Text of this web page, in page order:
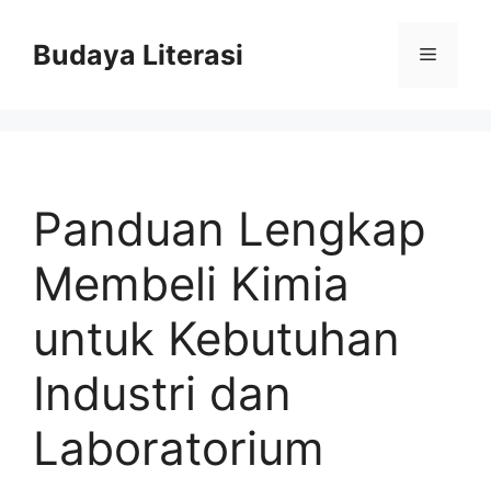
contentBudaya Literasi Menu
Panduan Lengkap
Membeli Kimia
untuk Kebutuhan
Industri dan
Laboratorium